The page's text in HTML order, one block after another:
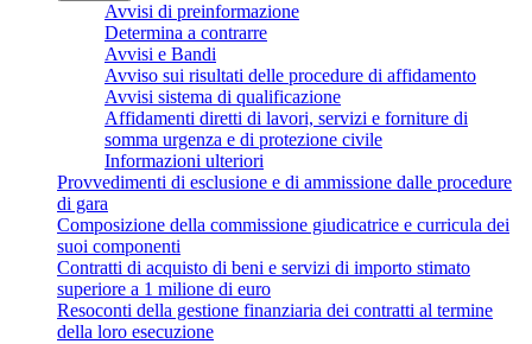
Avvisi di preinformazione
Determina a contrarre
Avvisi e Bandi
Avviso sui risultati delle procedure di affidamento
Avvisi sistema di qualificazione
Affidamenti diretti di lavori, servizi e forniture di
somma urgenza e di protezione civile
Informazioni ulteriori
Provvedimenti di esclusione e di ammissione dalle procedure
di gara
Composizione della commissione giudicatrice e curricula dei
suoi componenti
Contratti di acquisto di beni e servizi di importo stimato
superiore a 1 milione di euro
Resoconti della gestione finanziaria dei contratti al termine
della loro esecuzione